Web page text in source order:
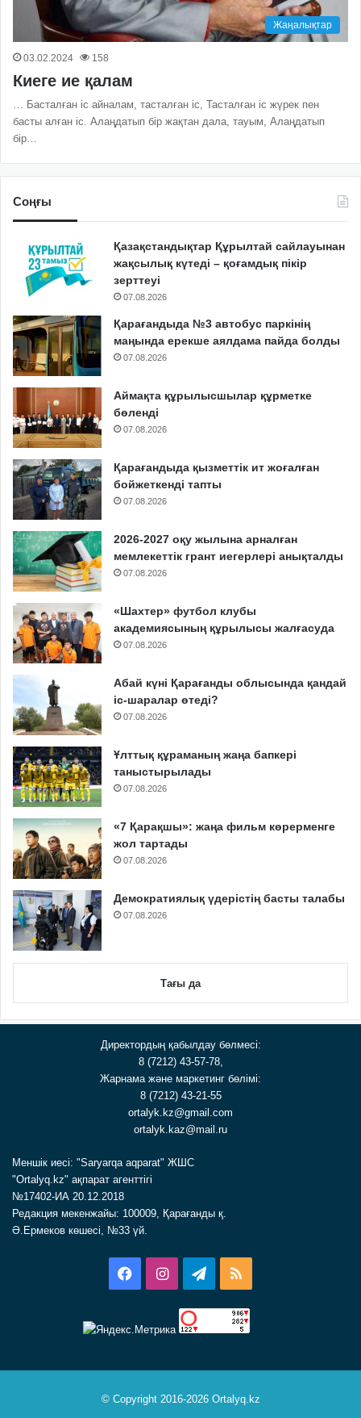
Жаңалықтар
03.02.2024 158
Киеге ие қалам
… Басталған іс айналам, тасталған іс, Тасталған іс жүрек пен
басты алған іс. Алаңдатып бір жақтан дала, тауым, Алаңдатып
бір…
Соңғы
Қазақстандықтар Құрылтай сайлауынан
жақсылық күтеді – қоғамдық пікір
зерттеуі
07.08.2026
Қарағандыда №3 автобус паркінің
маңында ерекше аялдама пайда болды
07.08.2026
Аймақта құрылысшылар құрметке
бөленді
07.08.2026
Қарағандыда қызметтік ит жоғалған
бойжеткенді тапты
07.08.2026
2026-2027 оқу жылына арналған
мемлекеттік грант иегерлері анықталды
07.08.2026
«Шахтер» футбол клубы
академиясының құрылысы жалғасуда
07.08.2026
Абай күні Қарағанды облысында қандай
іс-шаралар өтеді?
07.08.2026
Ұлттық құраманың жаңа бапкері
таныстырылады
07.08.2026
«7 Қарақшы»: жаңа фильм көрерменге
жол тартады
07.08.2026
Демократиялық үдерістің басты талабы
07.08.2026
Тағы да
Директордың қабылдау бөлмесі:
8 (7212) 43-57-78,
Жарнама және маркетинг бөлімі:
8 (7212) 43-21-55
ortalyk.kz@gmail.com
ortalyk.kaz@mail.ru
Меншік иесі: "Saryarqa aqparat" ЖШС
"Ortalyq.kz" ақпарат агенттігі
№17402-ИА 20.12.2018
Редакция мекенжайы: 100009, Қарағанды қ.
Ә.Ермеков көшесі, №33 үй.
FacebookInstagramTelegram
© Copyright 2016-2026 Ortalyq.kz